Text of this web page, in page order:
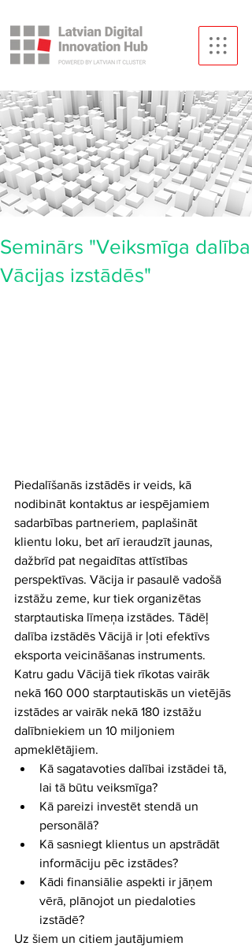
Seminārs "Veiksmīga dalība
Vācijas izstādēs"
Piedalīšanās izstādēs ir veids, kā
nodibināt kontaktus ar iespējamiem
sadarbības partneriem, paplašināt
klientu loku, bet arī ieraudzīt jaunas,
dažbrīd pat negaidītas attīstības
perspektīvas. Vācija ir pasaulē vadošā
izstāžu zeme, kur tiek organizētas
starptautiska līmeņa izstādes. Tādēļ
dalība izstādēs Vācijā ir ļoti efektīvs
eksporta veicināšanas instruments.
Katru gadu Vācijā tiek rīkotas vairāk
nekā 160 000 starptautiskās un vietējās
izstādes ar vairāk nekā 180 izstāžu
dalībniekiem un 10 miljoniem
apmeklētājiem.
Kā sagatavoties dalībai izstādei tā,
lai tā būtu veiksmīga?
Kā pareizi investēt stendā un
personālā?
Kā sasniegt klientus un apstrādāt
informāciju pēc izstādes?
Kādi finansiālie aspekti ir jāņem
vērā, plānojot un piedaloties
izstādē?
Uz šiem un citiem jautājumiem